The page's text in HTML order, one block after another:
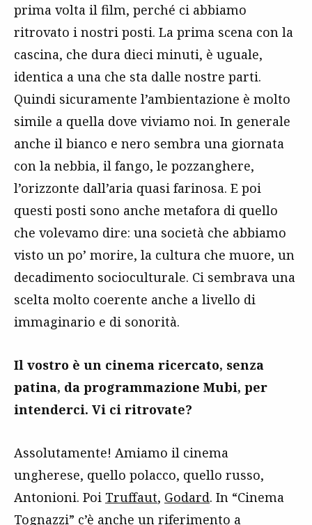
prima volta il film, perché ci abbiamo
ritrovato i nostri posti. La prima scena con la
cascina, che dura dieci minuti, è uguale,
identica a una che sta dalle nostre parti.
Quindi sicuramente l’ambientazione è molto
simile a quella dove viviamo noi. In generale
anche il bianco e nero sembra una giornata
con la nebbia, il fango, le pozzanghere,
l’orizzonte dall’aria quasi farinosa. E poi
questi posti sono anche metafora di quello
che volevamo dire: una società che abbiamo
visto un po’ morire, la cultura che muore, un
decadimento socioculturale. Ci sembrava una
scelta molto coerente anche a livello di
immaginario e di sonorità.
Il vostro è un cinema ricercato, senza
patina, da programmazione Mubi, per
intenderci. Vi ci ritrovate?
Assolutamente! Amiamo il cinema
ungherese, quello polacco, quello russo,
Antonioni. Poi Truffaut, Godard. In “Cinema
Tognazzi” c’è anche un riferimento a